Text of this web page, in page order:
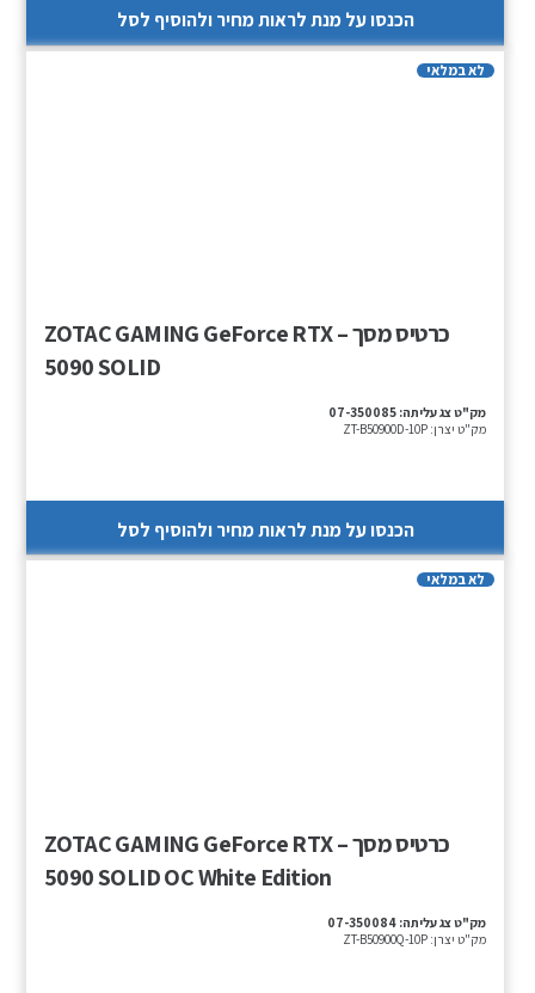
הכנסו על מנת לראות מחיר ולהוסיף לסל
לא במלאי
כרטיס מסך – ZOTAC GAMING GeForce RTX
5090 SOLID
מק"ט צג עליתה: 07-350085
מק"ט יצרן: ZT-B50900D-10P
הכנסו על מנת לראות מחיר ולהוסיף לסל
לא במלאי
כרטיס מסך – ZOTAC GAMING GeForce RTX
5090 SOLID OC White Edition
מק"ט צג עליתה: 07-350084
מק"ט יצרן: ZT-B50900Q-10P